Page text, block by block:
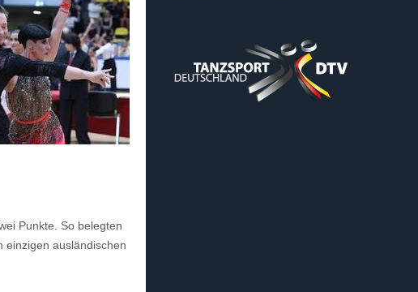
Punkte. So belegten
einzigen ausländischen